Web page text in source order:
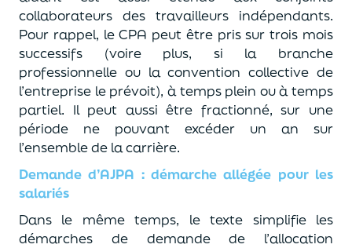
collaborateurs des travailleurs indépendants.
Pour rappel, le CPA peut être pris sur trois mois
successifs (voire plus, si la branche
professionnelle ou la convention collective de
l’entreprise le prévoit), à temps plein ou à temps
partiel. Il peut aussi être fractionné, sur une
période ne pouvant excéder un an sur
l’ensemble de la carrière.
Demande d’AJPA : démarche allégée pour les
salariés
Dans le même temps, le texte simplifie les
démarches de demande de l’allocation